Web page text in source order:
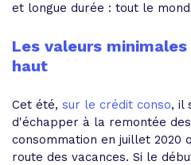
et longue durée : tout le
Les valeurs
haut
Cet été, sur le crédit conso, il
d'échapper à la remontée
consommation en juillet 2020
route des vacances. Si le